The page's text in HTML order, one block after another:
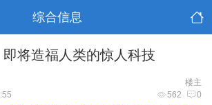
综合信息
即将造福人类的惊人科技
楼主
562 0